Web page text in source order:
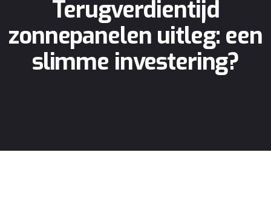
Terugverdientijd
zonnepanelen uitleg: een
slimme investering?